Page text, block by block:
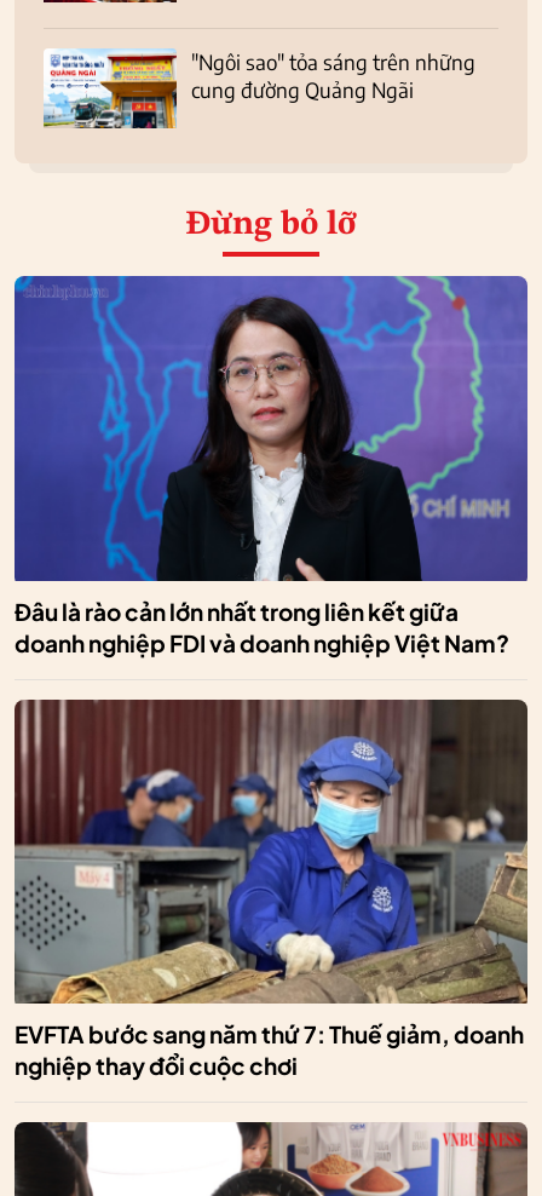
"Ngôi sao" tỏa sáng trên những
cung đường Quảng Ngãi
Đừng bỏ lỡ
Đâu là rào cản lớn nhất trong liên kết giữa
doanh nghiệp FDI và doanh nghiệp Việt Nam?
EVFTA bước sang năm thứ 7: Thuế giảm, doanh
nghiệp thay đổi cuộc chơi